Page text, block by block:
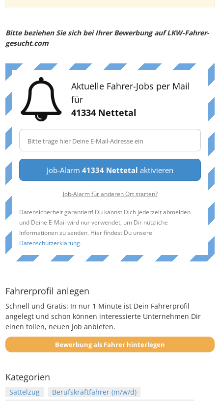
Bitte beziehen Sie sich bei Ihrer Bewerbung auf LKW-Fahrer-
gesucht.com
Aktuelle Fahrer-Jobs per Mail
für
41334 Nettetal
Job-Alarm 41334 Nettetal aktivieren
Job-Alarm für anderen Ort starten?
Datensicherheit garantiert! Du kannst Dich jederzeit abmelden
und Deine E-Mail wird nur verwendet, um Dir nützliche
Informationen zu senden. Hier findest Du unsere
Datenschutzerklärung.
Fahrerprofil anlegen
Schnell und Gratis: In nur 1 Minute ist Dein Fahrerprofil
angelegt und schon können interessierte Unternehmen Dir
einen tollen, neuen Job anbieten.
Bewerbung als Fahrer hinterlegen
Kategorien
Sattelzug
Berufskraftfahrer (m/w/d)